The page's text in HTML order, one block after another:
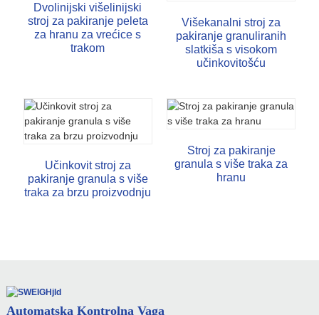
Dvolinijski višelinijski
stroj za pakiranje peleta
za hranu za vrećice s
trakom
Višekanalni stroj za
pakiranje granuliranih
slatkiša s visokom
učinkovitošću
Učinkovit stroj za
pakiranje granula s više
traka za brzu proizvodnju
Stroj za pakiranje
granula s više traka za
hranu
Automatska Kontrolna Vaga